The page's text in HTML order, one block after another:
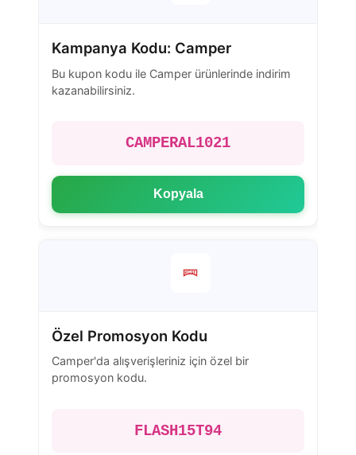
Kampanya Kodu: Camper
Bu kupon kodu ile Camper ürünlerinde indirim
kazanabilirsiniz.
CAMPERAL1021
Kopyala
Özel Promosyon Kodu
Camper'da alışverişleriniz için özel bir
promosyon kodu.
FLASH15T94